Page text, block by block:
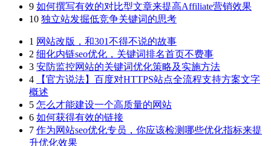
9 如何撰写有效的对比型文章来提高Affiliate营销效果
10 独立站发掘低竞争关键词的思考
1 网站改版，和301不得不说的故事
2 细化内链seo优化，关键词排名首页不费事
3 安防监控网站的关键词优化策略及实施方法
4
【官方说法】百度对HTTPS站点全流程支持方案文字
概述
5 怎么才能建设一个高质量的网站
6 如何获得有效的链接
7 作为网站seo优化专员，你应该检测哪些优化指标来提
升优化效果